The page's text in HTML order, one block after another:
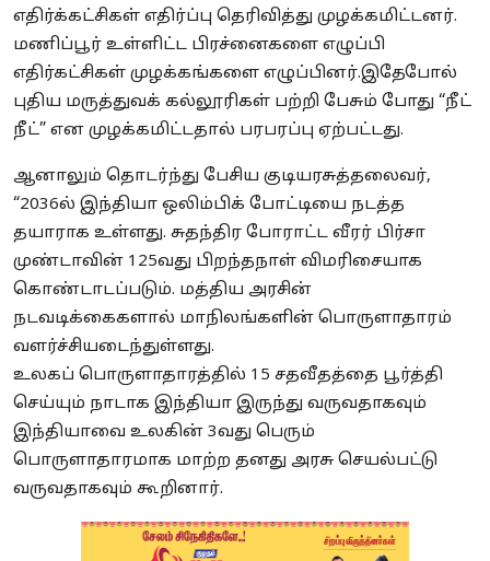
எதிர்க்கட்சிகள் எதிர்ப்பு தெரிவித்து முழக்கமிட்டனர்.
மணிப்பூர் உள்ளிட்ட பிரச்னைகளை எழுப்பி
எதிர்கட்சிகள் முழக்கங்களை எழுப்பினர்.இதேபோல்
புதிய மருத்துவக் கல்லூரிகள் பற்றி பேசும் போது “நீட்
நீட்” என முழக்கமிட்டதால் பரபரப்பு ஏற்பட்டது.
ஆனாலும் தொடர்ந்து பேசிய குடியரசுத்தலைவர்,
“2036ல் இந்தியா ஒலிம்பிக் போட்டியை நடத்த
தயாராக உள்ளது. சுதந்திர போராட்ட வீரர் பிர்சா
முண்டாவின் 125வது பிறந்தநாள் விமரிசையாக
கொண்டாடப்படும். மத்திய அரசின்
நடவடிக்கைகளால் மாநிலங்களின் பொருளாதாரம்
வளர்ச்சியடைந்துள்ளது.
உலகப் பொருளாதாரத்தில் 15 சதவீதத்தை பூர்த்தி
செய்யும் நாடாக இந்தியா இருந்து வருவதாகவும்
இந்தியாவை உலகின் 3வது பெரும்
பொருளாதாரமாக மாற்ற தனது அரசு செயல்பட்டு
வருவதாகவும் கூறினார்.